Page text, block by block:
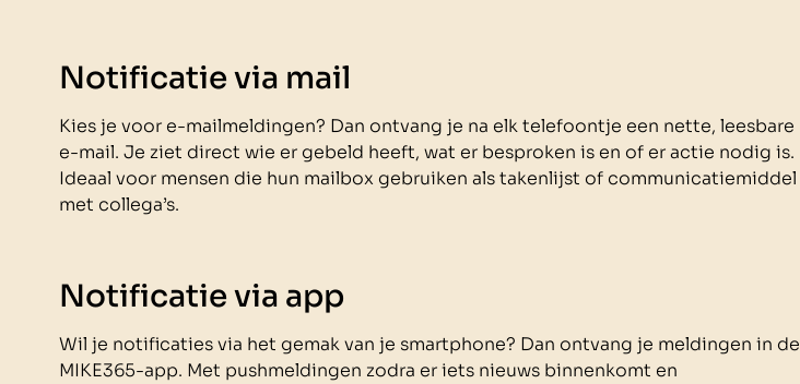
Notificatie via mail
Kies je voor e-mailmeldingen? Dan ontvang je na elk telefoontje een nette, leesbare
e-mail. Je ziet direct wie er gebeld heeft, wat er besproken is en of er actie nodig is.
Ideaal voor mensen die hun mailbox gebruiken als takenlijst of communicatiemiddel
met collega’s.
Notificatie via app
Wil je notificaties via het gemak van je smartphone? Dan ontvang je meldingen in de
MIKE365-app. Met pushmeldingen zodra er iets nieuws binnenkomt en